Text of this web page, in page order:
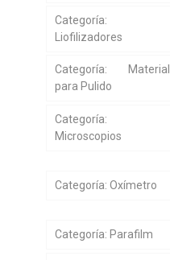
Categoría:
Liofilizadores
Categoría: Material
para Pulido
Categoría:
Microscopios
Categoría: Oxímetro
Categoría: Parafilm